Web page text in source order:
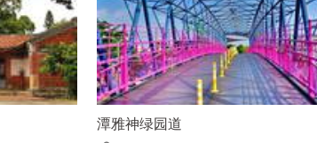
潭雅神绿园道